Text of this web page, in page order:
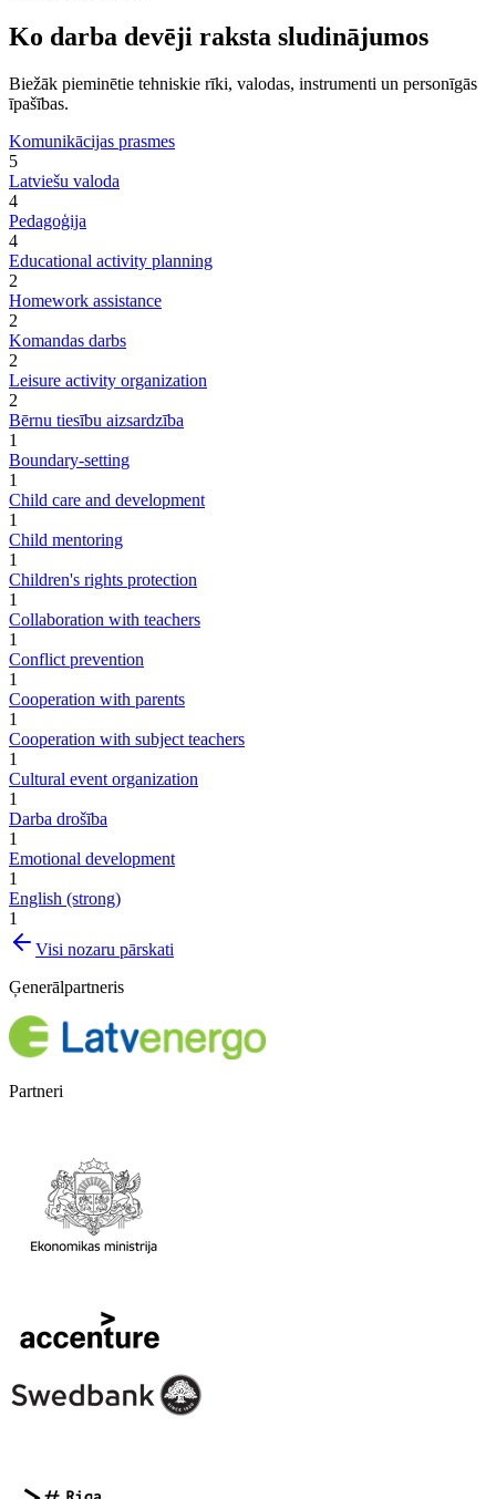
Ko darba devēji raksta sludinājumos
Biežāk pieminētie tehniskie rīki, valodas, instrumenti un personīgās
īpašības.
Komunikācijas prasmes
5
Latviešu valoda
4
Pedagoģija
4
Educational activity planning
2
Homework assistance
2
Komandas darbs
2
Leisure activity organization
2
Bērnu tiesību aizsardzība
1
Boundary-setting
1
Child care and development
1
Child mentoring
1
Children's rights protection
1
Collaboration with teachers
1
Conflict prevention
1
Cooperation with parents
1
Cooperation with subject teachers
1
Cultural event organization
1
Darba drošība
1
Emotional development
1
English (strong)
1
Visi nozaru pārskati
Ģenerālpartneris
Partneri